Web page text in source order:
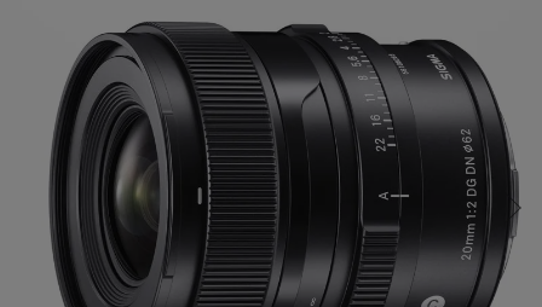
中古品を探す